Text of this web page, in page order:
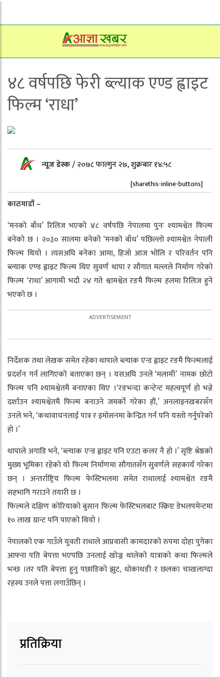
४८ वर्षपछि फेरी ब्ल्याक एण्ड ह्वाइट
फिल्म ‘राधा’
न्यूज डेस्क/२०७८ फाल्गुन २७, शुक्रबार १४:५८
[sharethis-inline-buttons]
काठमाडौं –
‘मनको बाँध’ रिलिज भएको ४८ वर्षपछि नेपालमा पुनः श्यामश्वेत फिल्म
बनेको छ । २०३० सालमा बनेको ‘मनको बाँध’ पछिल्लो श्यामश्वेत नेपाली
फिल्म थियो । त्यसअघि बनेका आमा, हिजो आज भोलि र परिवर्तन पनि
ब्ल्याक एण्ड ह्वाइट फिल्म थिए सुवर्ण थापा र सौगात मल्लले निर्माण गरेको
फिल्म ‘राधा’ आगामी भदौ २४ गते श्वामश्वेत रङमै फिल्म हलमा रिलिज हुने
भएको छ ।
निर्देशक तथा लेखक समेत रहेका थापाले ब्ल्याक एन्ड ह्वाइट रङमै फिल्मलाई
प्रदर्शन गर्न लागिएको बताएका छन् । यसअघि उनले ‘मलामी’ नामक छोटो
फिल्म पनि श्यामश्वेतमै बनाएका थिए ।‘रङभन्दा कन्टेन्ट महत्वपूर्ण हो भन्ने
दर्शाउन श्यामश्वेतमै फिल्म बनाउने जमर्को गरेका हौं,’ अनलाइनखबरसँग
उनले भने, ‘कथावाचनलाई पात्र र इमोसनमा केन्द्रित गर्न पनि यस्तो गर्नुपरेको
हो ।’
थापाले अगाडि भने, ‘ब्ल्याक एन्ड ह्वाइट पनि एउटा कलर नै हो ।’ सृष्टि श्रेष्ठको
मुख्य भूमिका रहेको यो फिल्म निर्माणमा सौगातसँग सुवर्णले सहकार्य गरेका
छन् । अन्तर्राष्ट्रिय फिल्म फेस्टिभलमा समेत राधालाई श्यामश्वेत रङमै
सहभागि गराउने तयारी छ ।
फिल्मले दक्षिण कोरियाको बुसान फिल्म फेस्टिभलबाट स्क्रिप्ट डेभलपमेन्टमा
१० लाख ग्रान्ट पनि पाएको थियो ।
नेपालको एक गाउँले युवती राधाले आप्रवासी कामदारको रुपमा दोहा पुगेका
आफ्ना पति बेपत्ता भएपछि उनलाई खोज्न थालेको यात्राको कथा फिल्मले
भन्छ ।तर पति बेपत्ता हुनु पछाडिको झुट, धोकाधडी र छलका चाखलाग्दा
रहस्य उनले पत्ता लगाउँछिन् ।
प्रतिक्रिया